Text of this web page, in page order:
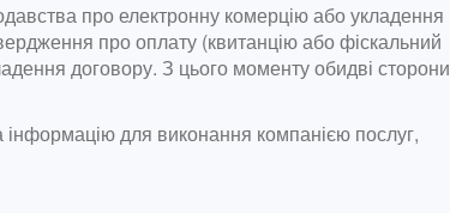
про електронну комерцію або укладення
про оплату (квитанцію або фіскальний
договору. З цього моменту обидві сторони
інформацію для виконання компанією послуг,